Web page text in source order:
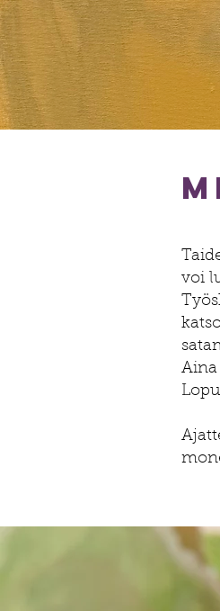
voi
Aina